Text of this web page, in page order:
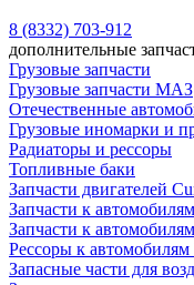
8 (8332) 703-912
дополнительные
Грузовые запчасти
Грузовые запчасти МАЗ
Отечественные
Грузовые иномарки и
Радиаторы и рессоры
Топливные баки
Запчасти двигателей
Запчасти к
Запчасти к
Рессоры к
Запасные части для